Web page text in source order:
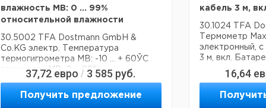
32 мм
Вес:
2670 г
100
Рекомендуем купить по низкой цене.
влажность MB: 0 ... 99%
относительной влажности
30.5002 TFA Dostmann GmbH &
Co.KG электр. Температура
термогигрометра MB: -10 ... + 60ЎC
влажность MB: 0 ... 99%
относительной влажности
37,72 евро / 3 585 руб.
Получить предложение
кабель 3 м,
30.1024 TFA
Термометр
электронный, с
3 м, вкл.
16,64